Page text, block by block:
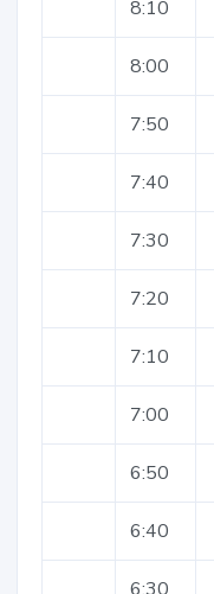
8:10
8:00
7:50
7:40
7:30
7:20
7:10
7:00
6:50
6:40